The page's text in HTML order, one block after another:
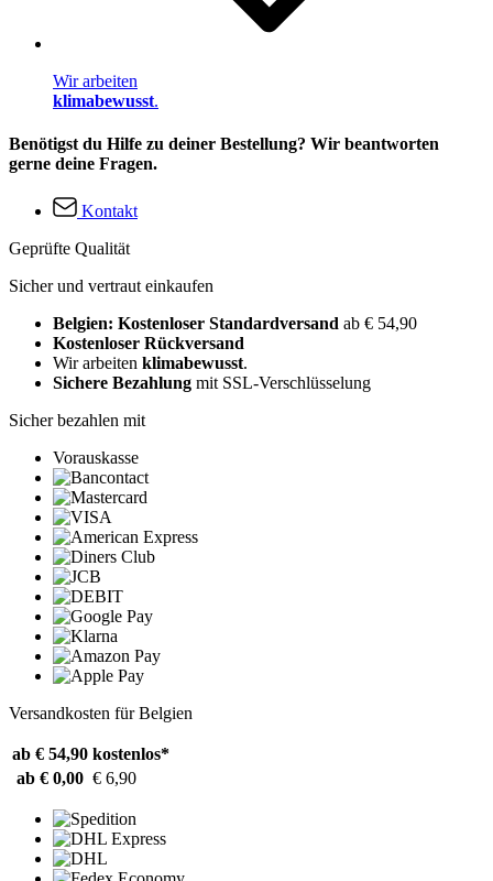
Wir arbeiten
klimabewusst.
Benötigst du Hilfe zu deiner Bestellung? Wir beantworten
gerne deine Fragen.
Kontakt
Geprüfte Qualität
Sicher und vertraut einkaufen
Belgien: Kostenloser Standardversand ab € 54,90
Kostenloser Rückversand
Wir arbeiten klimabewusst.
Sichere Bezahlung mit SSL-Verschlüsselung
Sicher bezahlen mit
Vorauskasse
Versandkosten für Belgien
ab € 54,90 kostenlos*
ab € 0,00 € 6,90